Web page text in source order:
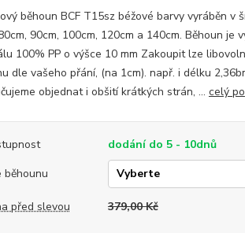
běhoun BCF T15sz béžové barvy vyráběn v
90cm, 100cm, 120cm a 140cm. Běhoun je
100% PP o výšce 10 mm Zakoupit lze
dle vašeho přání, (na 1cm). např. i délku
objednat i obšití krátkých strán, ... celý
dodání do 5 - 10dnů
běhounu
před slevou 379,00 Kč